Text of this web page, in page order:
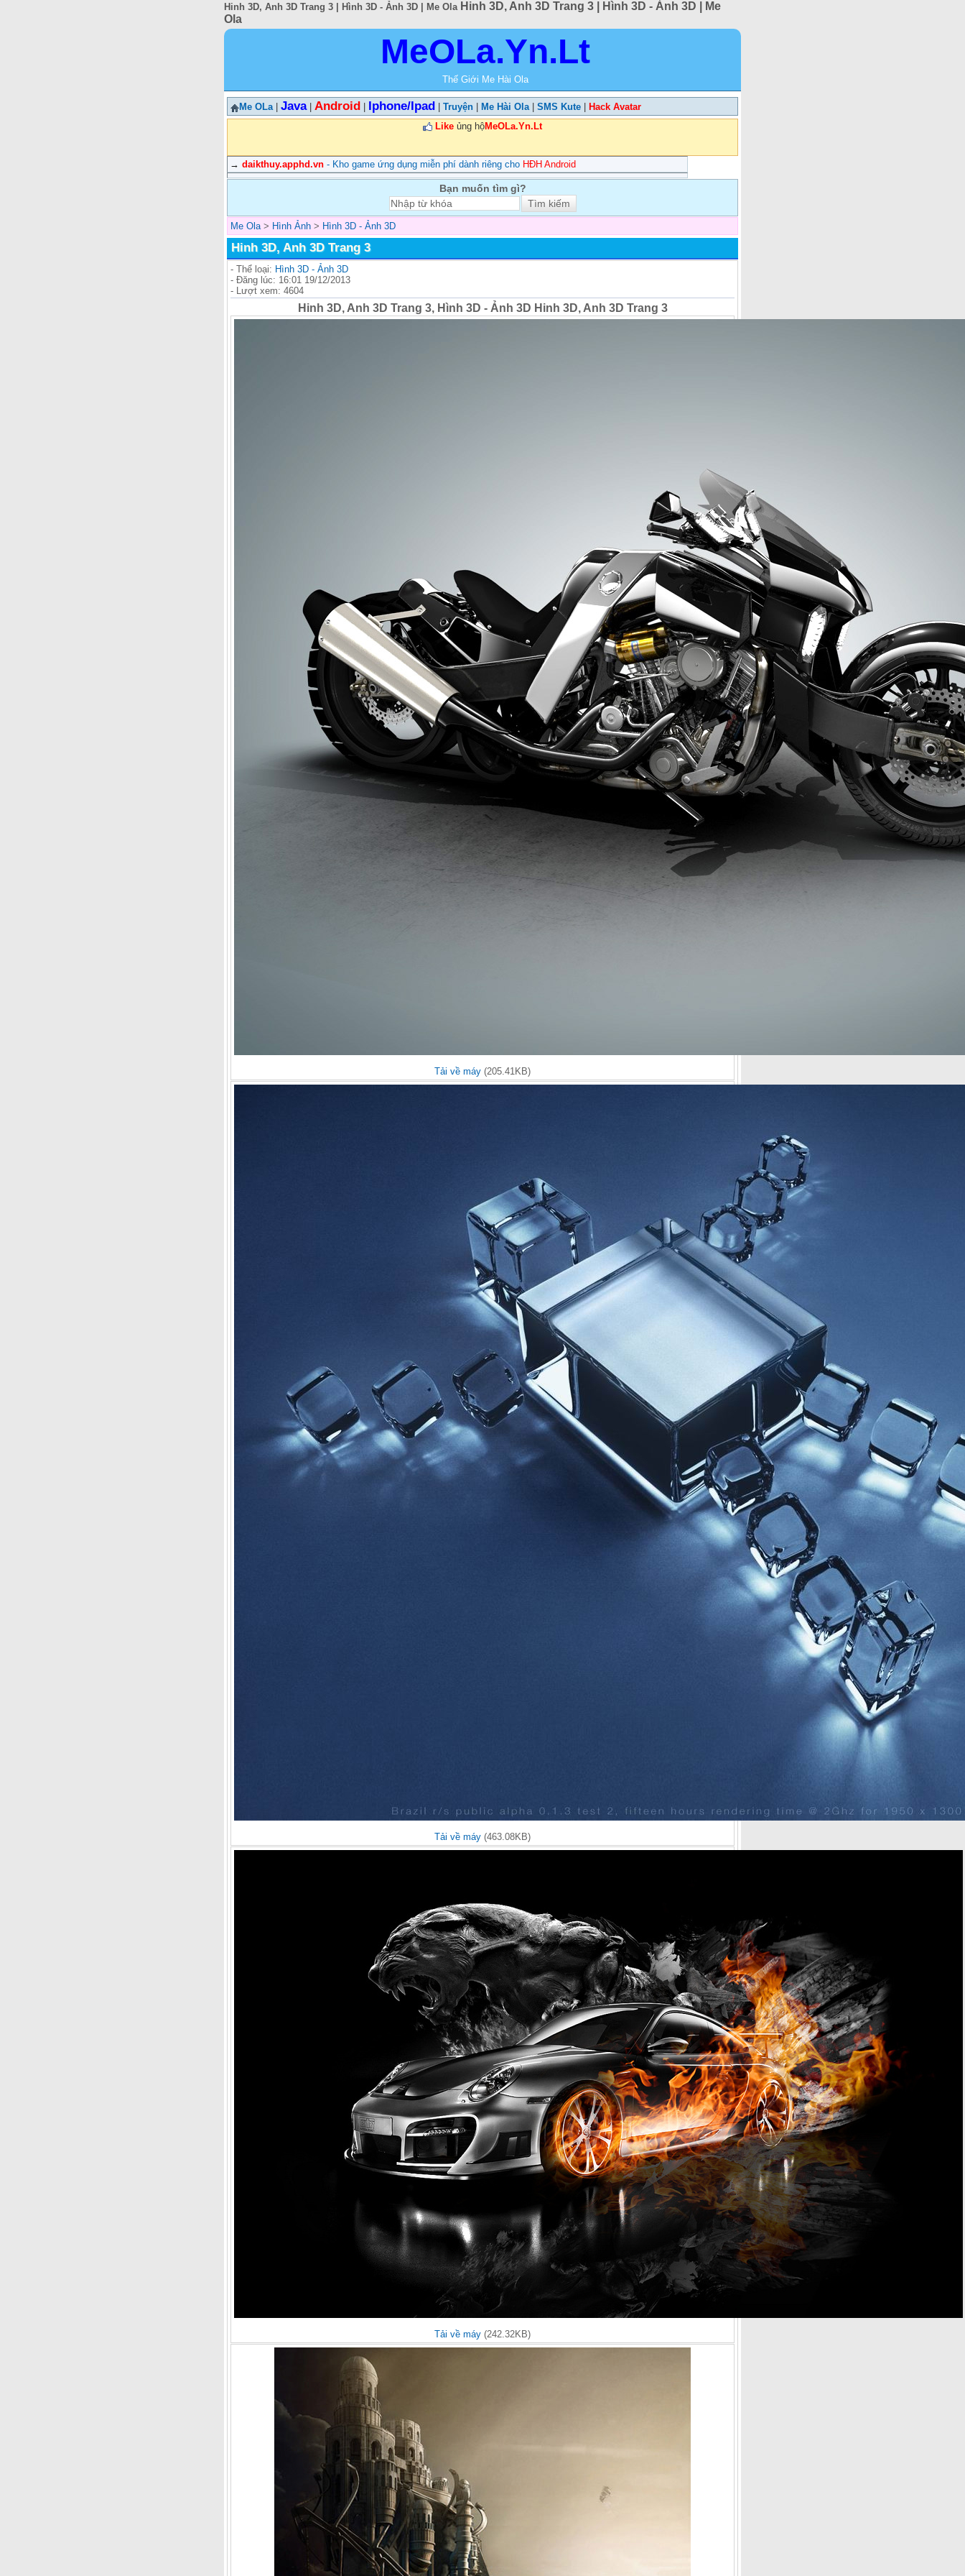
Hinh 3D, Anh 3D Trang 3 | Hình 3D - Ảnh 3D | Me Ola Hinh 3D, Anh 3D Trang 3 | Hình 3D - Ảnh 3D | Me
Ola
MeOLa.Yn.Lt
Thế Giới Me Hài Ola
Me OLa| Java| Android Iphone/Ipad Truyện Me Hài Ola| SMS Kute
Hack Avatar
Like ủng hộMeOLa.Yn.Lt
→ daikthuy.apphd.vn - Kho game ứng dụng miễn phí dành riêng cho HĐH Android
Bạn muốn tìm gì?
Me Ola> Hình Ảnh > Hình 3D - Ảnh 3D
Hinh 3D, Anh 3D Trang 3
- Thể loại: Hình 3D - Ảnh 3D
- Đăng lúc: 16:01 19/12/2013
- Lượt xem: 4604
Hinh 3D, Anh 3D Trang 3, Hình 3D - Ảnh 3D Hinh 3D, Anh 3D Trang 3
Tải về máy (205.41KB)
Tải về máy (463.08KB)
Tải về máy (242.32KB)